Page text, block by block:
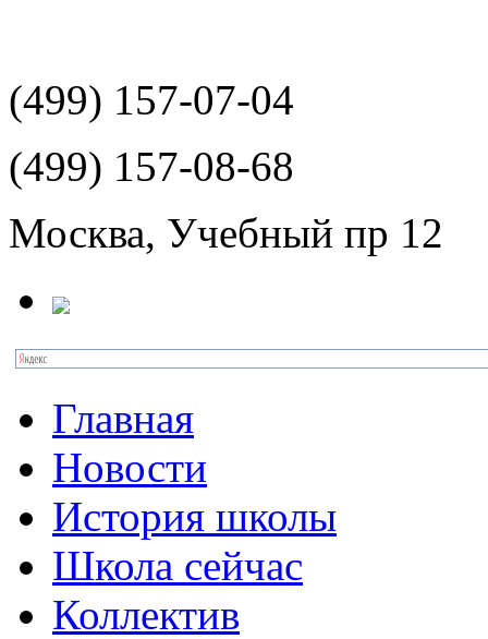
(499) 157-07-04
(499) 157-08-68
Москва, Учебный пр 12
Главная
Новости
История школы
Школа сейчас
Коллектив